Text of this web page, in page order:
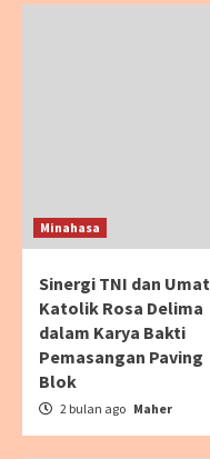
Minahasa
Sinergi TNI dan Umat
Katolik Rosa Delima
dalam Karya Bakti
Pemasangan Paving
Blok
2 bulan ago Maher